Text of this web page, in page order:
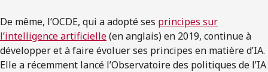
De même, l’OCDE, qui a adopté ses principes sur
l’intelligence artificielle(en anglais) en 2019, continue à
développer et à faire évoluer ses principes en matière d’IA.
Elle a récemment lancé l’Observatoire des politiques de l’IA